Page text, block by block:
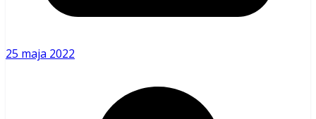
25 maja 2022